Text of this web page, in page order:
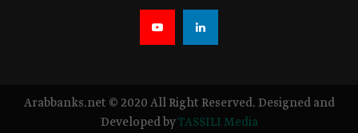
Arabbanks.net © 2020 All Right Reserved. Designed and
Developed byTASSILI Media